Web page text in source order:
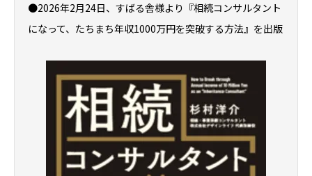
●2026年2月24日、すばる舎様より『相続コンサルタント
になって、たちまち年収1000万円を突破する方法』を出版